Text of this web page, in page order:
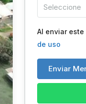
Seleccione
Al enviar
de uso
Enviar